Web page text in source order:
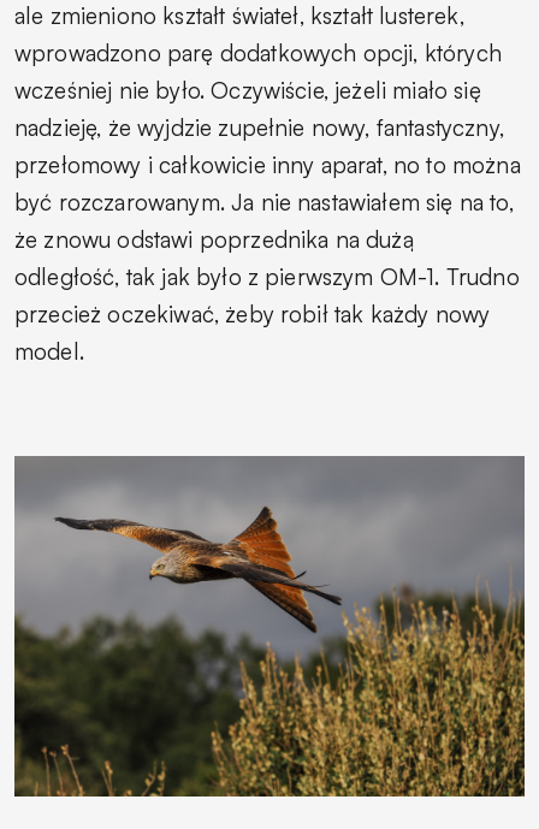
ale zmieniono kształt świateł, kształt lusterek,
wprowadzono parę dodatkowych opcji, których
wcześniej nie było. Oczywiście, jeżeli miało się
nadzieję, że wyjdzie zupełnie nowy, fantastyczny,
przełomowy i całkowicie inny aparat, no to można
być rozczarowanym. Ja nie nastawiałem się na to,
że znowu odstawi poprzednika na dużą
odległość, tak jak było z pierwszym OM-1. Trudno
przecież oczekiwać, żeby robił tak każdy nowy
model.